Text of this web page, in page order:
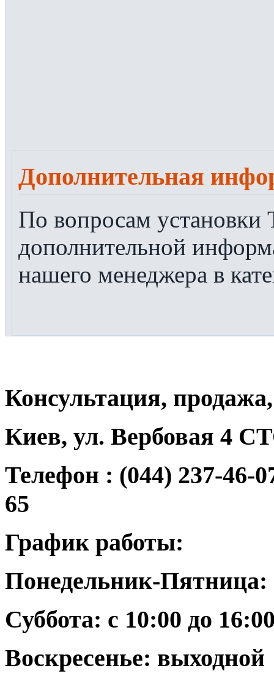
Дополнительная
По вопросам установки
дополнительной
нашего менеджера в
Консультация,
Киев, ул. Вербовая 4
Телефон : (044) 237-46-
65
График работы:
Понедельник-Пятница:
Суббота: с 10:00 до
Воскресенье: выходной